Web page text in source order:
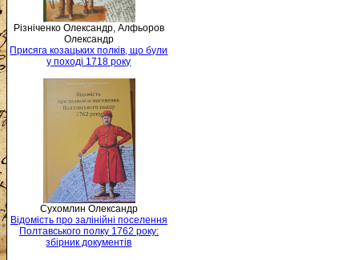
Різніченко Олександр, Алфьоров
Олександр
Присяга козацьких полків, що були
у поході 1718 року
Сухомлин Олександр
Відомість про залінійні поселення
Полтавського полку 1762 року:
збірник документів